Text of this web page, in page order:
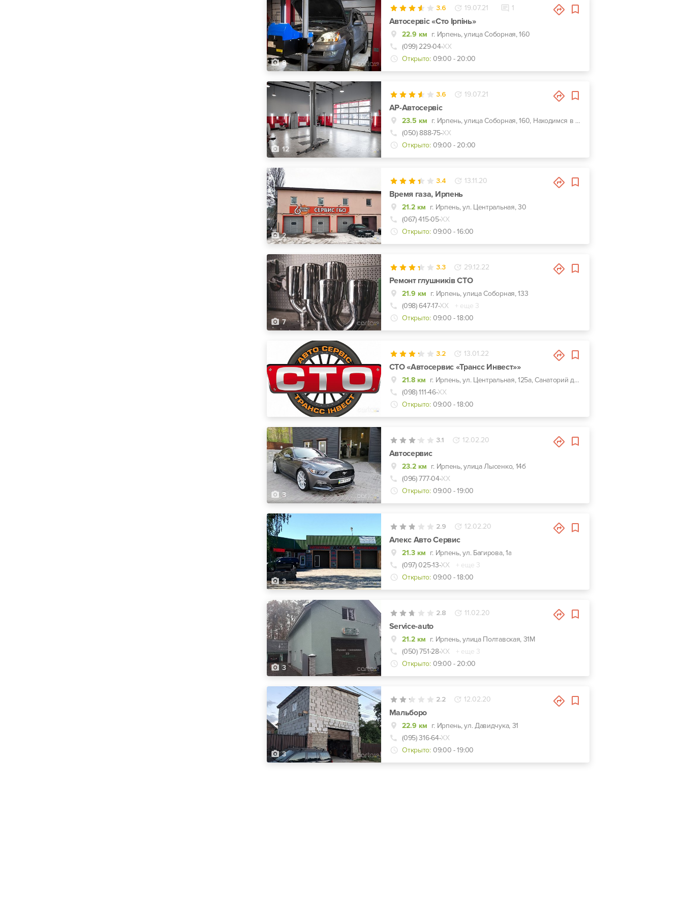
8
3.6 19.07.21 1
Автосервіс «Сто Ірпінь»
22.9 км г. Ирпень, улица Соборная, 160
(099) 229-04-ХХ
Открыто: 09:00 - 20:00
12
3.6 19.07.21
АР-Автосервіс
23.5 км
г. Ирпень, улица Соборная, 160, Находимся в г.Буча,ул.Шевченка 25
(050) 888-75-ХХ
Открыто: 09:00 - 20:00
2
3.4 13.11.20
Время газа, Ирпень
21.2 км г. Ирпень, ул. Центральная, 30
(067) 415-05-ХХ
Открыто: 09:00 - 16:00
7
3.3 29.12.22
Ремонт глушників СТО
21.9 км г. Ирпень, улица Соборная, 133
(098) 647-17-ХХ
+ еще 3
Открыто: 09:00 - 18:00
3.2 13.01.22
СТО «Автосервис «Трансс Инвест»»
21.8 км
г. Ирпень, ул. Центральная, 125а, Санаторий дубки ,БУДДВОР
(098) 111-46-ХХ
Открыто: 09:00 - 18:00
3
3.1 12.02.20
Автосервис
23.2 км г. Ирпень, улица Лысенко, 14б
(096) 777-04-ХХ
Открыто: 09:00 - 19:00
3
2.9 12.02.20
Алекс Авто Сервис
21.3 км г. Ирпень, ул. Багирова, 1а
(097) 025-13-ХХ
+ еще 3
Открыто: 09:00 - 18:00
3
2.8 11.02.20
Service-auto
21.2 км г. Ирпень, улица Полтавская, 31М
(050) 751-28-ХХ
+ еще 3
Открыто: 09:00 - 20:00
3
2.2 12.02.20
Мальборо
22.9 км г. Ирпень, ул. Давидчука, 31
(095) 316-64-ХХ
Открыто: 09:00 - 19:00